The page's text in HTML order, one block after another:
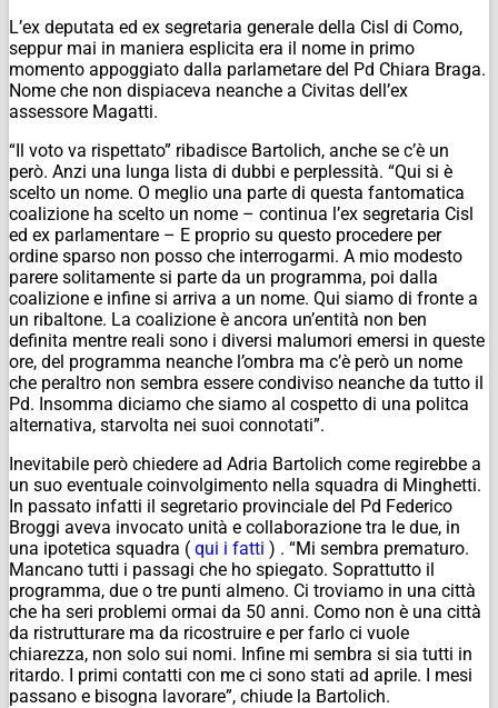
L’ex deputata ed ex segretaria generale della Cisl di Como,
seppur mai in maniera esplicita era il nome in primo
momento appoggiato dalla parlametare del Pd Chiara Braga.
Nome che non dispiaceva neanche a Civitas dell’ex
assessore Magatti.
“Il voto va rispettato” ribadisce Bartolich, anche se c’è un
però. Anzi una lunga lista di dubbi e perplessità. “Qui si è
scelto un nome. O meglio una parte di questa fantomatica
coalizione ha scelto un nome – continua l’ex segretaria Cisl
ed ex parlamentare – E proprio su questo procedere per
ordine sparso non posso che interrogarmi. A mio modesto
parere solitamente si parte da un programma, poi dalla
coalizione e infine si arriva a un nome. Qui siamo di fronte a
un ribaltone. La coalizione è ancora un’entità non ben
definita mentre reali sono i diversi malumori emersi in queste
ore, del programma neanche l’ombra ma c’è però un nome
che peraltro non sembra essere condiviso neanche da tutto il
Pd. Insomma diciamo che siamo al cospetto di una politca
alternativa, starvolta nei suoi connotati”.
Inevitabile però chiedere ad Adria Bartolich come regirebbe a
un suo eventuale coinvolgimento nella squadra di Minghetti.
In passato infatti il segretario provinciale del Pd Federico
Broggi aveva invocato unità e collaborazione tra le due, in
una ipotetica squadra ( qui i fatti ) . “Mi sembra prematuro.
Mancano tutti i passagi che ho spiegato. Soprattutto il
programma, due o tre punti almeno. Ci troviamo in una città
che ha seri problemi ormai da 50 anni. Como non è una città
da ristrutturare ma da ricostruire e per farlo ci vuole
chiarezza, non solo sui nomi. Infine mi sembra si sia tutti in
ritardo. I primi contatti con me ci sono stati ad aprile. I mesi
passano e bisogna lavorare”, chiude la Bartolich.